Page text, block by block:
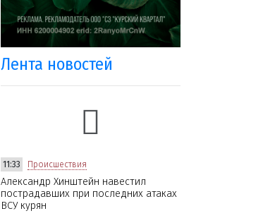
Лента новостей
11:33 Происшествия
Александр Хинштейн навестил
пострадавших при последних атаках
ВСУ курян